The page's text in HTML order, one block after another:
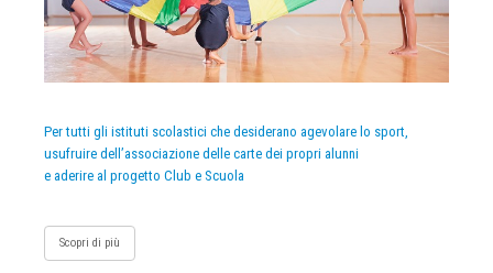
Per tutti gli istituti scolastici che desiderano agevolare lo sport,
usufruire dell’associazione delle carte dei propri alunni
e aderire al progetto Club e Scuola
Scopri di più